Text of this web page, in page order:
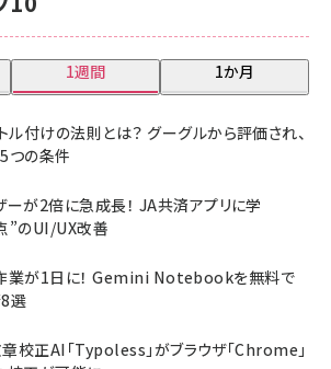
1週間 1か月
ル付けの法則とは？ グーグルから評価され、
つの条件
ーが2倍に急成長！ JA共済アプリに学
”のUI/UX改善
業が1日に！ Gemini Notebookを無料で
選
校正AI「Typoless」がブラウザ「Chrome」